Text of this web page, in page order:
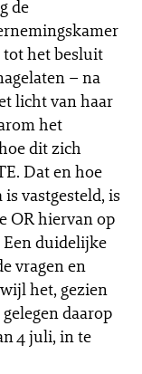
de
het besluit
– na
licht van haar
het
dit zich
Dat en hoe
vastgesteld, is
OR hiervan op
Een duidelijke
vragen en
het, gezien
daarop
4 juli, in te